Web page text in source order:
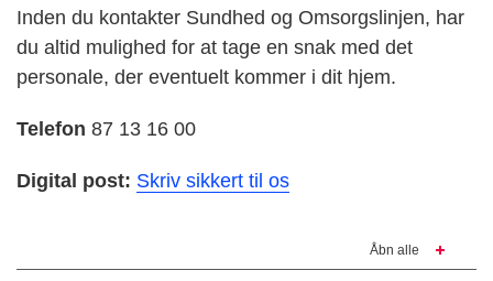
Inden du kontakter Sundhed og Omsorgslinjen, har
du altid mulighed for at tage en snak med det
personale, der eventuelt kommer i dit hjem.
Telefon 87 13 16 00
Digital post: Skriv sikkert til os
Åbn alle